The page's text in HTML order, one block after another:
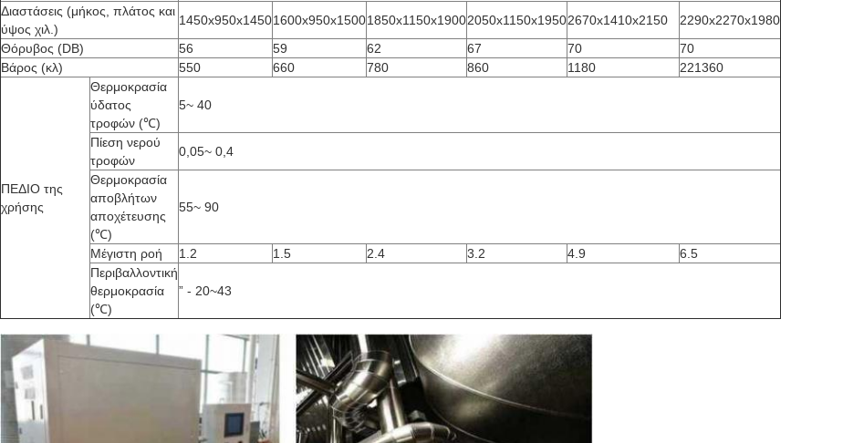
Διαστάσεις (μήκος, πλάτος και
ύψος χιλ.)
1450x950x14501600x950x15001850x1150x19002050x1150x19502670x1410x2150
2290x2270x1980
Θόρυβος (DB)
56 59 62 67 70
70
Βάρος (κλ)
550 660 780 860 1180 221360
ΠΕΔΙΟ της
χρήσης
Θερμοκρασία
ύδατος
τροφών (℃)
5~ 40
Πίεση νερού
τροφών
0,05~ 0,4
Θερμοκρασία
αποβλήτων
αποχέτευσης
(℃)
55~ 90
Μέγιστη ροή 1.2 1.5 2.4 3.2 4.9
6.5
Περιβαλλοντική
θερμοκρασία
(℃)
” - 20~43